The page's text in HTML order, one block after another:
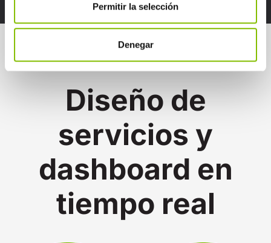
Permitir la selección
Denegar
Plataforma Contact Center y Soluciones de Atención al Cliente
Diseño de
servicios y
dashboard en
tiempo real